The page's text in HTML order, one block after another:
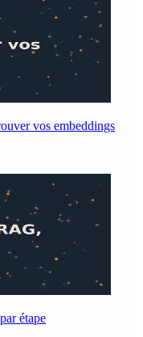
vos embeddings
étape